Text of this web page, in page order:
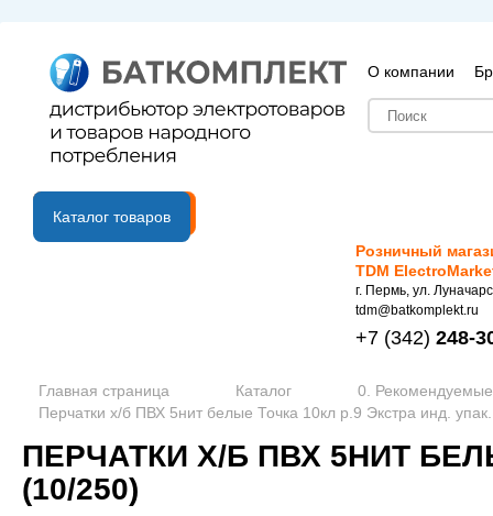
О компании
B2B портал
Каталог товаров
Розничный
TDM
г. Пермь, ул.
tdm@batkomplekt.ru
+7 (342) 248-
Главная страница Каталог
0.
Перчатки х/б ПВХ 5нит белые Точка 10кл р.9 Экстра инд.
ПЕРЧАТКИ Х/Б ПВХ 5НИТ
(10/250)